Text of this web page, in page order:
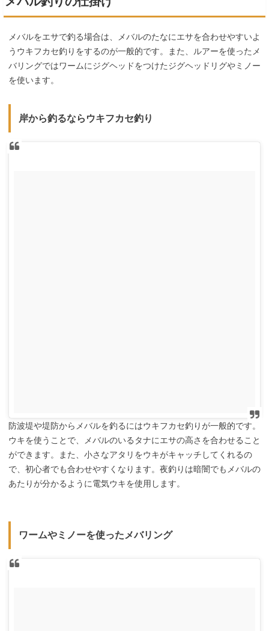
メバルをエサで釣る場合は、メバルのたなにエサを合わせやすいよ
うウキフカセ釣りをするのが一般的です。また、ルアーを使ったメ
バリングではワームにジグヘッドをつけたジグヘッドリグやミノー
を使います。
岸から釣るならウキフカセ釣り
防波堤や堤防からメバルを釣るにはウキフカセ釣りが一般的です。
ウキを使うことで、メバルのいるタナにエサの高さを合わせること
ができます。また、小さなアタリをウキがキャッチしてくれるの
で、初心者でも合わせやすくなります。夜釣りは暗闇でもメバルの
あたりが分かるように電気ウキを使用します。
ワームやミノーを使ったメバリング